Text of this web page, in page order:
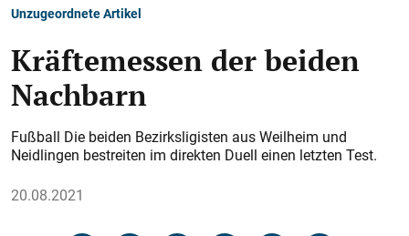
Unzugeordnete Artikel
Kräftemessen der beiden
Nachbarn
Fußball Die beiden Bezirksligisten aus Weilheim und
Neidlingen bestreiten im direkten Duell einen letzten Test.
20.08.2021